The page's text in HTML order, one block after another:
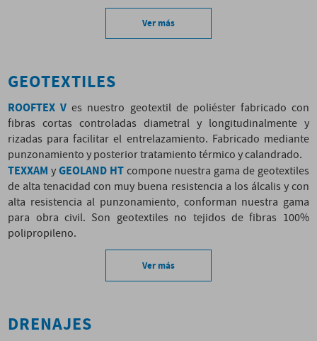
Ver más
GEOTEXTILES
ROOFTEX V es nuestro geotextil de poliéster fabricado con
fibras cortas controladas diametral y longitudinalmente y
rizadas para facilitar el entrelazamiento. Fabricado mediante
punzonamiento y posterior tratamiento térmico y calandrado.
TEXXAM yGEOLAND HTcompone nuestra gama de geotextiles
de alta tenacidad con muy buena resistencia a los álcalis y con
alta resistencia al punzonamiento, conforman nuestra gama
para obra civil. Son geotextiles no tejidos de fibras 100%
polipropileno.
Ver más
DRENAJES